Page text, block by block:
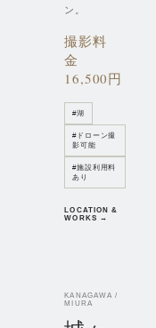
ン。
撮影料
金
16,500円
#湖
# ドローン撮
影可能
#施設利用料
あり
LOCATION &
WORKS →
KANAGAWA /
MIURA